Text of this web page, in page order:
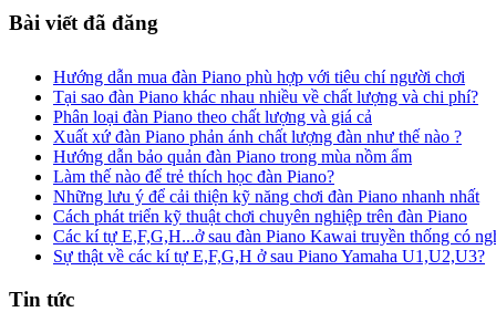
Bài viết đã đăng
Hướng dẫn mua đàn Piano phù hợp với tiêu chí người chơi
Tại sao đàn Piano khác nhau nhiều về chất lượng và chi phí?
Phân loại đàn Piano theo chất lượng và giá cả
Xuất xứ đàn Piano phản ánh chất lượng đàn như thế nào ?
Hướng dẫn bảo quản đàn Piano trong mùa nồm ẩm
Làm thế nào để trẻ thích học đàn Piano?
Những lưu ý để cải thiện kỹ năng chơi đàn Piano nhanh nhất
Cách phát triển kỹ thuật chơi chuyên nghiệp trên đàn Piano
Các kí tự E,F,G,H...ở sau đàn Piano Kawai truyền thống có
Sự thật về các kí tự E,F,G,H ở sau Piano Yamaha U1,U2,U3?
Tin tức